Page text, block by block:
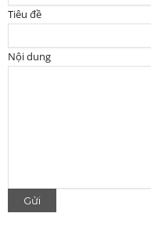
Tiêu đề
Nội dung